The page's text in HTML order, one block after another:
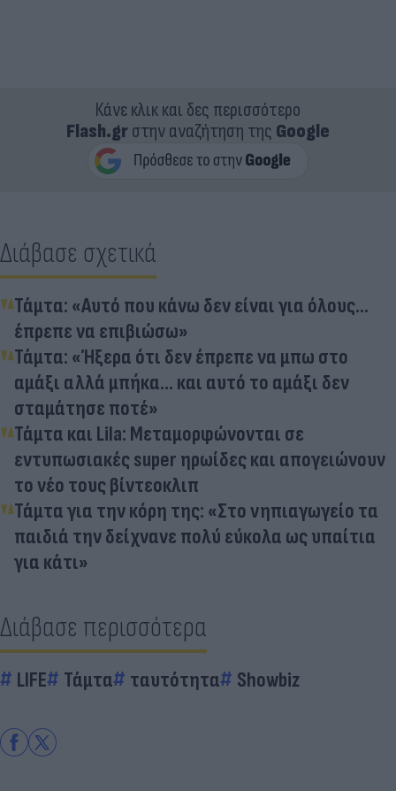
Κάνε κλικ και δες περισσότερο
Flash.grστην αναζήτηση της Google
Διάβασε σχετικά
Τάμτα: «Αυτό που κάνω δεν είναι για όλους...
έπρεπε να επιβιώσω»
Τάμτα: «Ήξερα ότι δεν έπρεπε να μπω στο
αμάξι αλλά μπήκα... και αυτό το αμάξι δεν
σταμάτησε ποτέ»
Τάμτα και Lila: Μεταμορφώνονται σε
εντυπωσιακές super ηρωίδες και απογειώνουν
το νέο τους βίντεοκλιπ
Τάμτα για την κόρη της: «Στο νηπιαγωγείο τα
παιδιά την δείχνανε πολύ εύκολα ως υπαίτια
για κάτι»
Διάβασε περισσότερα
LIFE Τάμτα ταυτότητα Showbiz